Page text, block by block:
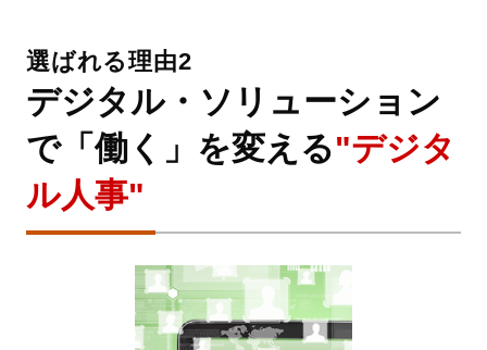
選ばれる理由2
デジタル・ソリューション
で「働く」を変える"デジタ
ル人事"